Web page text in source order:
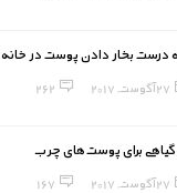
درست بخار دادن پوست در خانه
27 آگوست, 2017 262
گیاهی برای پوست‌های چرب
27 آگوست, 2017 167